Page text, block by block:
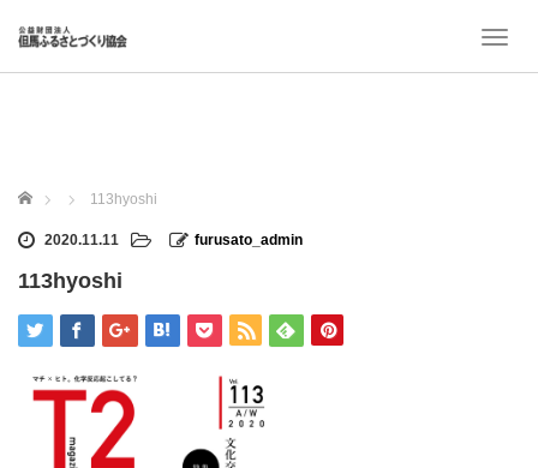
T
ホーム 113hyoshi
2020.11.11 furusato_admin
113hyoshi